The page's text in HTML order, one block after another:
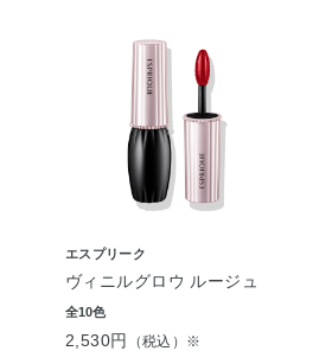
エスプリーク
ヴィニルグロウ ルージュ
全10色
2,530円 （税込）※